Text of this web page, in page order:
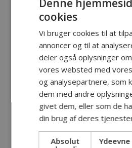
Denne
cookies
Vi bruger cookies til at
annoncer og til at
deler også oplysninger
vores websted med
og analysepartnere, som
dem med andre
givet dem, eller som de
din brug af deres
Absolut
Ydeevne